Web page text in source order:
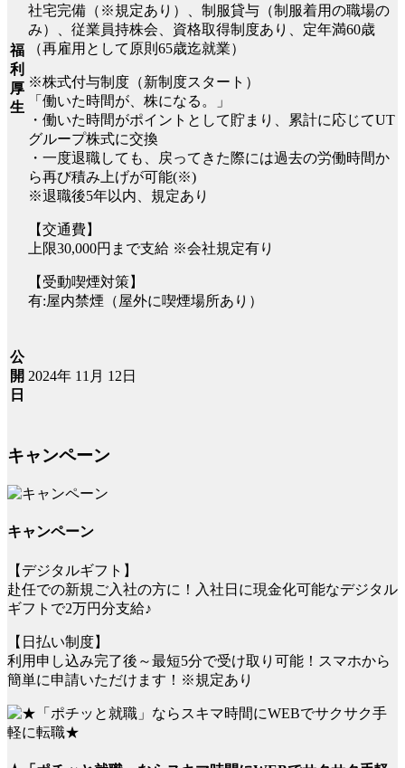
福
利
厚
生
社宅完備（※規定あり）、制服貸与（制服着用の職場の
み）、従業員持株会、資格取得制度あり、定年満60歳
（再雇用として原則65歳迄就業）
※株式付与制度（新制度スタート）
「働いた時間が、株になる。」
・働いた時間がポイントとして貯まり、累計に応じてUT
グループ株式に交換
・一度退職しても、戻ってきた際には過去の労働時間か
ら再び積み上げが可能(※)
※退職後5年以内、規定あり
【交通費】
上限30,000円まで支給 ※会社規定有り
【受動喫煙対策】
有:屋内禁煙（屋外に喫煙場所あり）
公
開
日
2024年 11月 12日
キャンペーン
キャンペーン
【デジタルギフト】
赴任での新規ご入社の方に！入社日に現金化可能なデジタル
ギフトで2万円分支給♪
【日払い制度】
利用申し込み完了後～最短5分で受け取り可能！スマホから
簡単に申請いただけます！※規定あり